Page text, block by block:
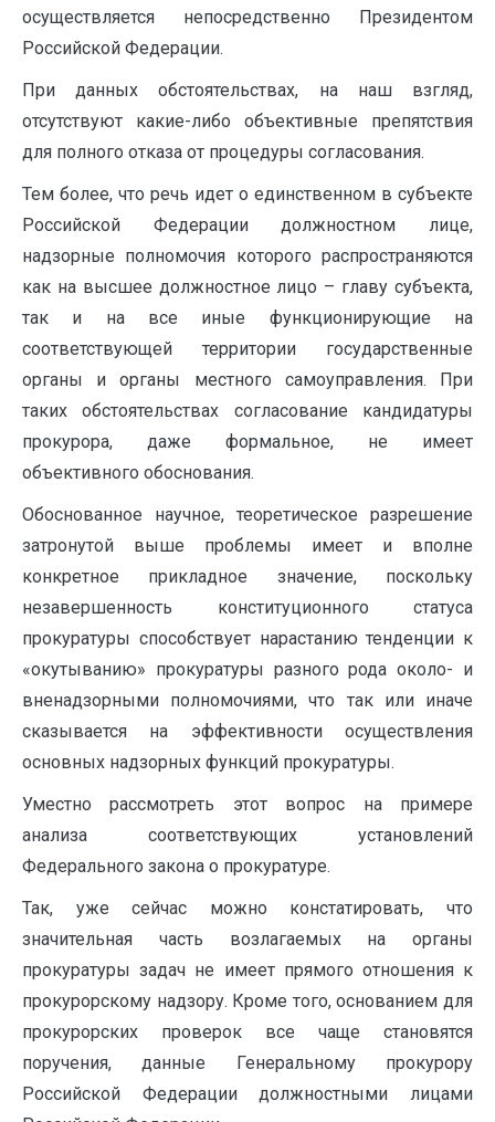
осуществляется непосредственно Президентом
Российской Федерации.
При данных обстоятельствах, на наш взгляд,
отсутствуют какие-либо объективные препятствия
для полного отказа от процедуры согласования.
Тем более, что речь идет о единственном в субъекте
Российской Федерации должностном лице,
надзорные полномочия которого распространяются
как на высшее должностное лицо – главу субъекта,
так и на все иные функционирующие на
соответствующей территории государственные
органы и органы местного самоуправления. При
таких обстоятельствах согласование кандидатуры
прокурора, даже формальное, не имеет
объективного обоснования.
Обоснованное научное, теоретическое разрешение
затронутой выше проблемы имеет и вполне
конкретное прикладное значение, поскольку
незавершенность конституционного статуса
прокуратуры способствует нарастанию тенденции к
«окутыванию» прокуратуры разного рода около- и
вненадзорными полномочиями, что так или иначе
сказывается на эффективности осуществления
основных надзорных функций прокуратуры.
Уместно рассмотреть этот вопрос на примере
анализа соответствующих установлений
Федерального закона о прокуратуре.
Так, уже сейчас можно констатировать, что
значительная часть возлагаемых на органы
прокуратуры задач не имеет прямого отношения к
прокурорскому надзору. Кроме того, основанием для
прокурорских проверок все чаще становятся
поручения, данные Генеральному прокурору
Российской Федерации должностными лицами